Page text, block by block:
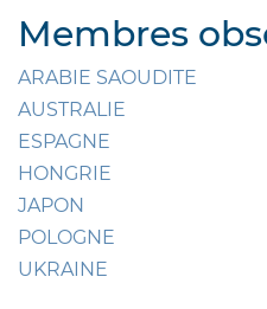
Membres
ARABIE SAOUDITE
AUSTRALIE
ESPAGNE
HONGRIE
JAPON
POLOGNE
UKRAINE